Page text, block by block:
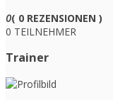
0( 0 REZENSIONEN )
0 TEILNEHMER
Trainer